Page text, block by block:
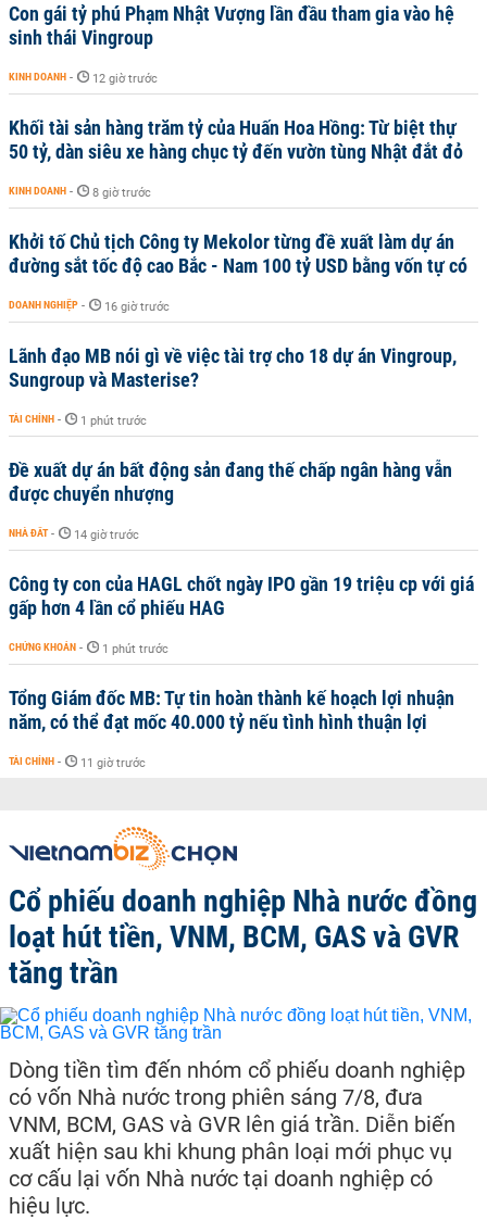
Con gái tỷ phú Phạm Nhật Vượng lần đầu tham gia vào hệ
sinh thái Vingroup
KINH DOANH - 12 giờ trước
Khối tài sản hàng trăm tỷ của Huấn Hoa Hồng: Từ biệt thự
50 tỷ, dàn siêu xe hàng chục tỷ đến vườn tùng Nhật đắt đỏ
KINH DOANH - 8 giờ trước
Khởi tố Chủ tịch Công ty Mekolor từng đề xuất làm dự án
đường sắt tốc độ cao Bắc - Nam 100 tỷ USD bằng vốn tự có
DOANH NGHIỆP - 16 giờ trước
Lãnh đạo MB nói gì về việc tài trợ cho 18 dự án Vingroup,
Sungroup và Masterise?
TÀI CHÍNH - 1 phút trước
Đề xuất dự án bất động sản đang thế chấp ngân hàng vẫn
được chuyển nhượng
NHÀ ĐẤT - 14 giờ trước
Công ty con của HAGL chốt ngày IPO gần 19 triệu cp với giá
gấp hơn 4 lần cổ phiếu HAG
CHỨNG KHOÁN - 1 phút trước
Tổng Giám đốc MB: Tự tin hoàn thành kế hoạch lợi nhuận
năm, có thể đạt mốc 40.000 tỷ nếu tình hình thuận lợi
TÀI CHÍNH - 11 giờ trước
Cổ phiếu doanh nghiệp Nhà nước đồng
loạt hút tiền, VNM, BCM, GAS và GVR
tăng trần
Dòng tiền tìm đến nhóm cổ phiếu doanh nghiệp
có vốn Nhà nước trong phiên sáng 7/8, đưa
VNM, BCM, GAS và GVR lên giá trần. Diễn biến
xuất hiện sau khi khung phân loại mới phục vụ
cơ cấu lại vốn Nhà nước tại doanh nghiệp có
hiệu lực.